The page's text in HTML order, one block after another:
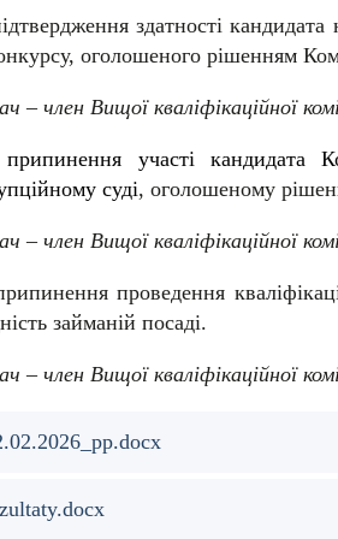
здатності
оголошеного рішенням
– член Вищої кваліфікаційної
участі кандидата
суді, оголошеному
– член Вищої кваліфікаційної
проведення
займаній посаді.
– член Вищої кваліфікаційної